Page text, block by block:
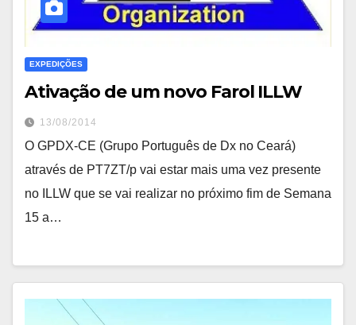
EXPEDIÇÕES
Ativação de um novo Farol ILLW
13/08/2014
O GPDX-CE (Grupo Português de Dx no Ceará)
através de PT7ZT/p vai estar mais uma vez presente
no ILLW que se vai realizar no próximo fim de Semana
15 a…